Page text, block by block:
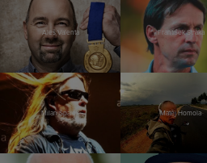
Aleš Valenta František Straka
Milan Špalek Matěj Homola